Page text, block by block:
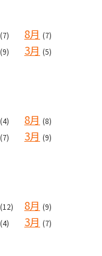
(7) 8月 (7)
(9) 3月 (5)
(4) 8月 (8)
(7) 3月 (9)
(12) 8月 (9)
(4) 3月 (7)